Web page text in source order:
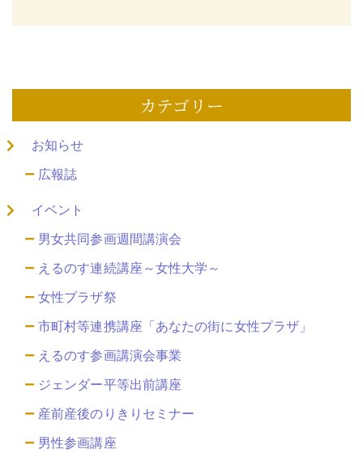
カテゴリー
お知らせ
広報誌
イベント
男女共同参画週間講演会
えるのす連続講座～女性大学～
女性プラザ祭
市町村等連携講座「あなたの街に女性プラザ」
えるのす参画講演会事業
ジェンダー平等出前講座
産前産後のりきりセミナー
男性参画講座